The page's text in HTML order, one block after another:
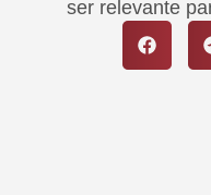
ser relevante